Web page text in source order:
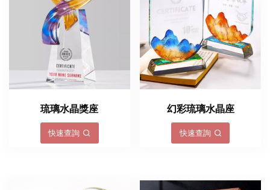
琉璃水晶獎座
快速查詢
幻彩琉璃水晶座
快速查詢